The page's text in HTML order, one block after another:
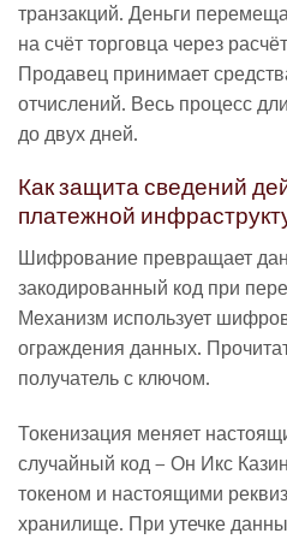
транзакций. Деньги
на счёт торговца через
Продавец принимает
отчислений. Весь процесс
до двух дней.
Как защита сведений
платежной
Шифрование превращает
закодированный код при
Механизм использует
ограждения данных.
получатель с ключом.
Токенизация меняет
случайный код – Он Икс
токеном и настоящими
хранилище. При утечке